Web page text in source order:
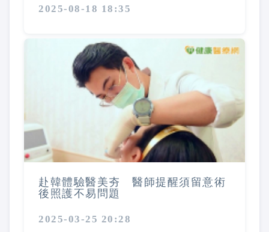
2025-08-18 18:35
赴韓體驗醫美夯 醫師提醒須留意術
後照護不易問題
2025-03-25 20:28